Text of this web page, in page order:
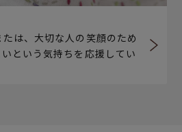
は、大切な人の笑顔のため
という気持ちを応援してい